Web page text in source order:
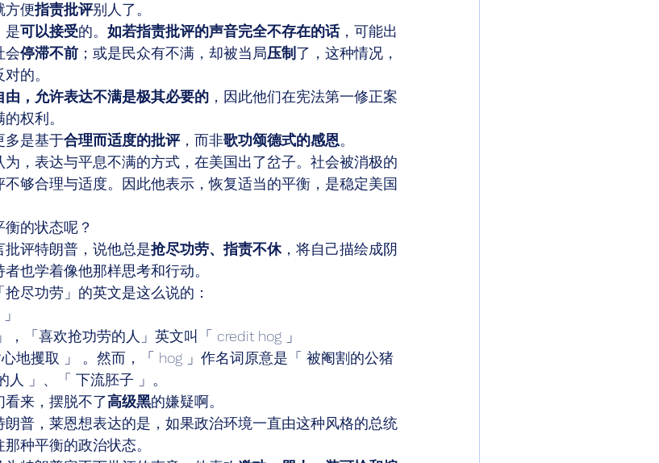
方便指责批评别人了。
是可以接受的。 如若指责批评的声音完全不存在的话，可能出
会停滞不前 ；或是民众有不满，却被当局压制 了，这种情况，
的。
由，允许表达不满是极其必要的 ，因此他们在宪法第一修正案
权利。
多是基于合理而适度的批评，而非歌功颂德式的感恩。
，表达与平息不满的方式，在美国出了岔子。社会被消极的
够合理与适度。因此他表示，恢复适当的平衡，是稳定美国
的状态呢？
评特朗普，说他总是抢尽功劳、指责不休，将自己描绘成阴
者也学着像他那样思考和行动。
尽功劳」的英文是这么说的：
，「喜欢抢功劳的人」英文叫「 credit hog 」
地攫取 」 。然而，「 hog 」作名词原意是「 被阉割的公猪
人 」、「 下流胚子 」。
来，摆脱不了高级黑的嫌疑啊。
普，莱恩想表达的是，如果政治环境一直由这种风格的总统
种平衡的政治状态。